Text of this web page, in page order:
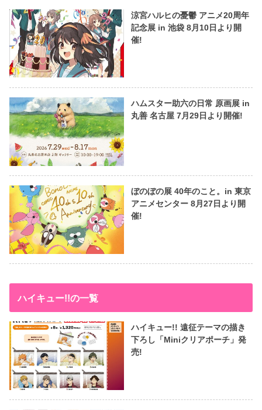
涼宮ハルヒの憂鬱 アニメ20周年
記念展 in 池袋 8月10日より開
催!
ハムスター助六の日常 原画展 in
丸善 名古屋 7月29日より開催!
ぼのぼの展 40年のこと。in 東京
アニメセンター 8月27日より開
催!
ハイキュー!!の一覧
ハイキュー!! 遠征テーマの描き
下ろし「Miniクリアポーチ」発
売!